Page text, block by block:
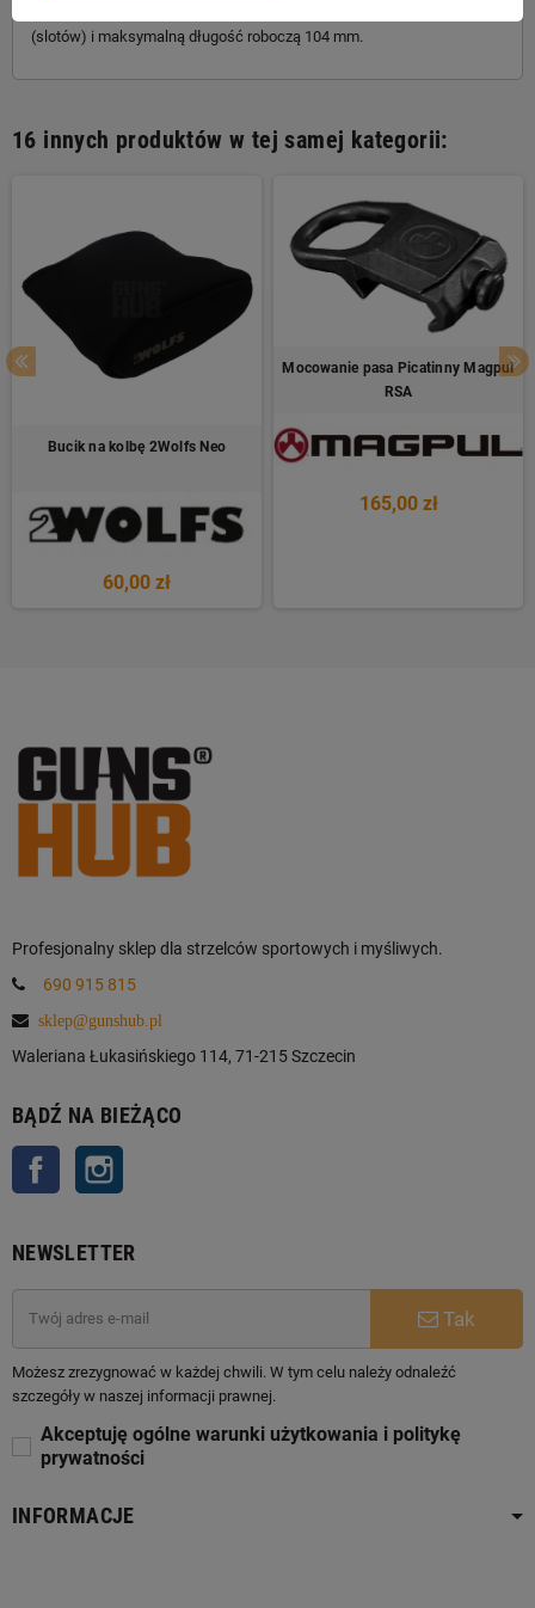
(slotów) i maksymalną długość roboczą 104 mm.
16 innych produktów w tej samej kategorii:
Bucik na kolbę 2Wolfs Neo
60,00 zł
Mocowanie pasa Picatinny Magpul
RSA
165,00 zł
Profesjonalny sklep dla strzelców sportowych i myśliwych.
690 915 815
sklep@gunshub.pl
Waleriana Łukasińskiego 114, 71-215 Szczecin
BĄDŹ NA BIEŻĄCO
Facebook
NEWSLETTER
Tak
Możesz zrezygnować w każdej chwili. W tym celu należy odnaleźć
szczegóły w naszej informacji prawnej.
Akceptuję ogólne warunki użytkowania i politykę
prywatności
INFORMACJE